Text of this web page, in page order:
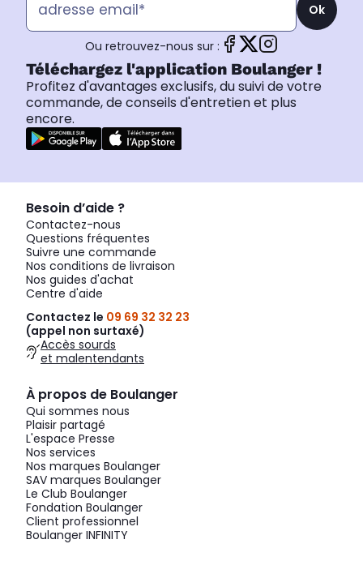
Ok
Ou retrouvez-nous sur :
Téléchargez l'application Boulanger !
Profitez d'avantages exclusifs, du suivi de votre
commande, de conseils d'entretien et plus
encore.
Besoin d’aide ?
Contactez-nous
Questions fréquentes
Suivre une commande
Nos conditions de livraison
Nos guides d'achat
Centre d'aide
Contactez le 09 69 32 32 23
(appel non surtaxé)
Accès sourds
et malentendants
À propos de Boulanger
Qui sommes nous
Plaisir partagé
L'espace Presse
Nos services
Nos marques Boulanger
SAV marques Boulanger
Le Club Boulanger
Fondation Boulanger
Client professionnel
Boulanger INFINITY